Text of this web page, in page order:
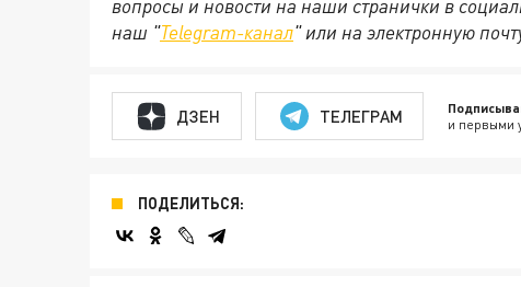
вопросы и новости на наши странички в
наш "Telegram-канал" или на электронную
ДЗЕН ТЕЛЕГРАМ и первыми
ПОДЕЛИТЬСЯ: